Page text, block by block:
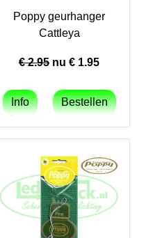
Poppy geurhanger
Cattleya
€ 2.95 nu € 1.95